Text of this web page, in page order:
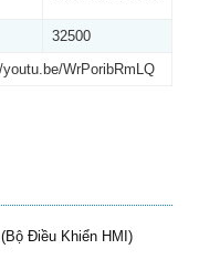
32500
youtu.be/WrPoribRmLQ
Điều Khiển HMI)